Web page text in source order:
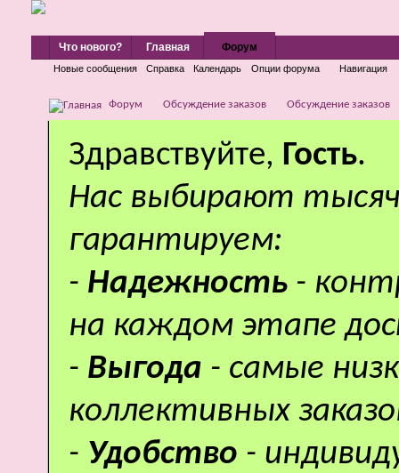
Что нового? Главная Форум
Новые сообщения Справка Календарь Опции форума Навигация
Форум Обсуждение заказов Обсуждение заказов
Здравствуйте, Гость.
Нас выбирают
гарантируем:
- Надежность -
на каждом этапе
- Выгода - самые
коллективных
- Удобство -